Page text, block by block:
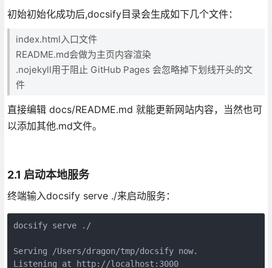
初始初始化成功后,docsify目录会生成如下几个文件：
index.html入口文件
README.md会做为主页内容渲染
.nojekyll用于阻止 GitHub Pages 会忽略掉下划线开头的文
件
直接编辑 docs/README.md 就能更新网站内容，当然也可
以添加其他.md文件。
2.1 启动本地服务
终端输入docsify serve ./来启动服务：
docsify serve ./
Serving /Users/dragon/tmp/docsify now.
Listening at http://localhost:3000